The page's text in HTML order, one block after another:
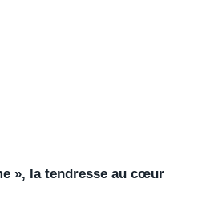
», la tendresse au cœur